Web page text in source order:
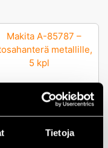
Tietoja
metallille – 5